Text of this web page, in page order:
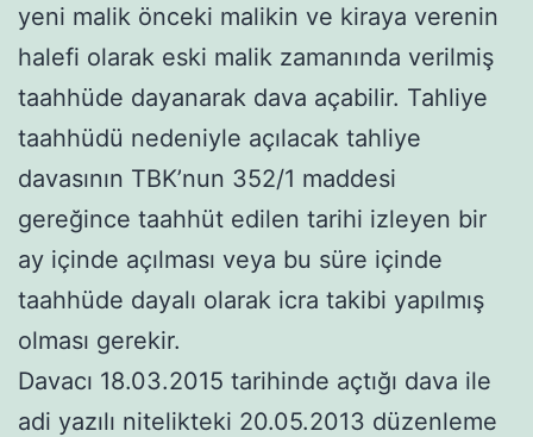
yeni malik önceki malikin ve kiraya verenin
halefi olarak eski malik zamanında verilmiş
taahhüde dayanarak dava açabilir. Tahliye
taahhüdü nedeniyle açılacak tahliye
davasının TBK’nun 352/1 maddesi
gereğince taahhüt edilen tarihi izleyen bir
ay içinde açılması veya bu süre içinde
taahhüde dayalı olarak icra takibi yapılmış
olması gerekir.
Davacı 18.03.2015 tarihinde açtığı dava ile
adi yazılı nitelikteki 20.05.2013 düzenleme